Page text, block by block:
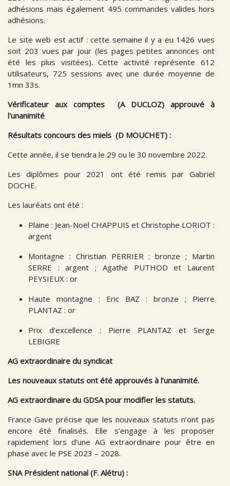
adhésions mais également 495 commandes valides hors
adhésions.
Le site web est actif : cette semaine il y a eu 1426 vues
soit 203 vues par jour (les pages petites annonces ont
été les plus visitées). Cette activité représente 612
utilisateurs, 725 sessions avec une durée moyenne de
1mn 33s.
Vérificateur aux comptes (A DUCLOZ) approuvé à
l'unanimité
Résultats concours des miels (D MOUCHET) :
Cette année, il se tiendra le 29 ou le 30 novembre 2022.
Les diplômes pour 2021 ont été remis par Gabriel
DOCHE.
Les lauréats ont été :
Plaine : Jean-Noël CHAPPUIS et Christophe LORIOT :
argent
Montagne : Christian PERRIER : bronze ; Martin
SERRE : argent ; Agathe PUTHOD et Laurent
PEYSIEUX : or
Haute montagne : Eric BAZ : bronze ; Pierre
PLANTAZ : or
Prix d’excellence : Pierre PLANTAZ et Serge
LEBIGRE
AG extraordinaire du syndicat
Les nouveaux statuts ont été approuvés à l’unanimité.
AG extraordinaire du GDSA pour modifier les statuts.
France Gave précise que les nouveaux statuts n’ont pas
encore été finalisés. Elle s’engage à les proposer
rapidement lors d’une AG extraordinaire pour être en
phase avec le PSE 2023 – 2028.
SNA Président national (F. Alétru) :